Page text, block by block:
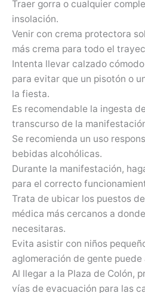
Traer gorra o cualquier
insolación.
Venir con crema protectora
más crema para todo el
Intenta llevar calzado
para evitar que un pisotón o
la fiesta.
Es recomendable la ingesta
transcurso de la
Se recomienda un uso
bebidas alcohólicas.
Durante la manifestación,
para el correcto
Trata de ubicar los puestos
médica más cercanos a
necesitaras.
Evita asistir con niños
aglomeración de gente puede
Al llegar a la Plaza de Colón,
vías de evacuación para las